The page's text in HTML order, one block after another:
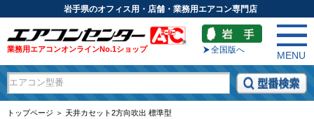
岩手県のオフィス用・店舗・業務用エアコン専門店
業務用エアコンオンラインNo.1ショップ 全国版へ
MENU
トップページ ＞ 天井カセット2方向吹出 標準型